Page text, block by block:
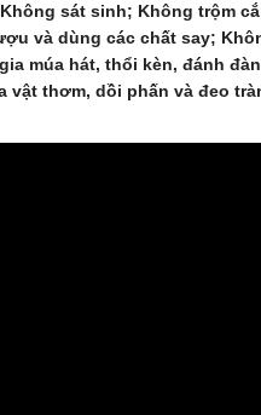
sát sinh; Không trộm
và dùng các chất say;
múa hát, thổi kèn, đánh
vật thơm, dồi phấn và đeo